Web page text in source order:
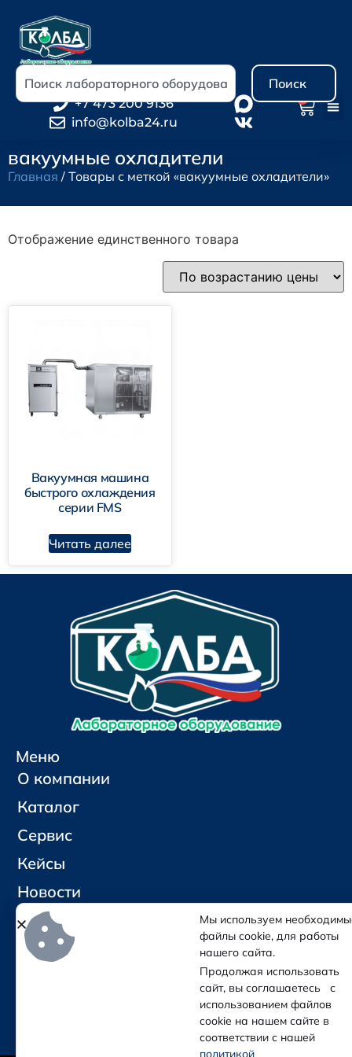
Поиск
+7 473 200 9136
info@kolba24.ru
вакуумные охладители
Главная / Товары с меткой «вакуумные охладители»
Отображение единственного товара
Вакуумная машина
быстрого охлаждения
серии FMS
Читать далее
Меню
О компании
Каталог
Сервис
Кейсы
Новости
Контакты
Социальные сети и контакты
Мы используем
файлы cookie, для работы
нашего сайта.
Продолжая использовать
сайт, вы соглашаетесь с
использованием файлов
cookie на нашем сайте в
соответствии с нашей
политикой